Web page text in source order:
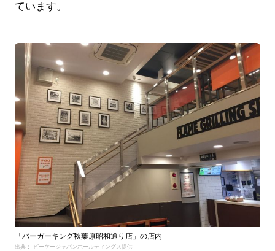
ています。
「バーガーキング秋葉原昭和通り店」の店内
出典： ビーケージャパンホールディングス提供